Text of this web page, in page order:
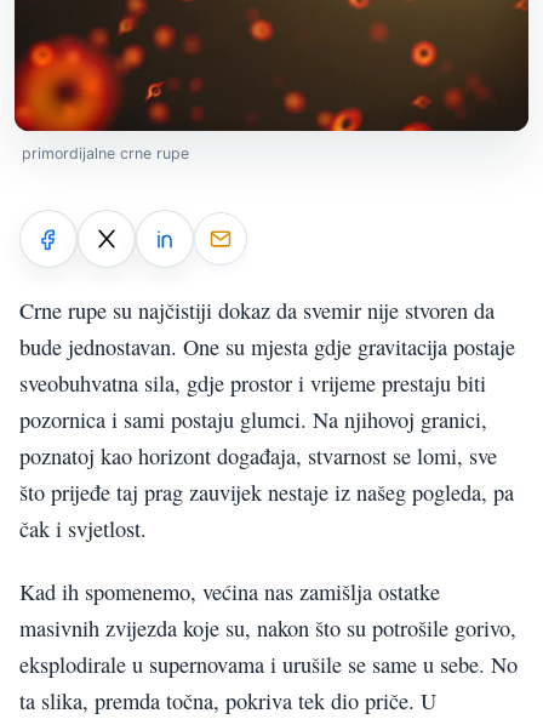
primordijalne crne rupe
Crne rupe su najčistiji dokaz da svemir nije stvoren da
bude jednostavan. One su mjesta gdje gravitacija postaje
sveobuhvatna sila, gdje prostor i vrijeme prestaju biti
pozornica i sami postaju glumci. Na njihovoj granici,
poznatoj kao horizont događaja, stvarnost se lomi, sve
što prijeđe taj prag zauvijek nestaje iz našeg pogleda, pa
čak i svjetlost.
Kad ih spomenemo, većina nas zamišlja ostatke
masivnih zvijezda koje su, nakon što su potrošile gorivo,
eksplodirale u supernovama i urušile se same u sebe. No
ta slika, premda točna, pokriva tek dio priče. U